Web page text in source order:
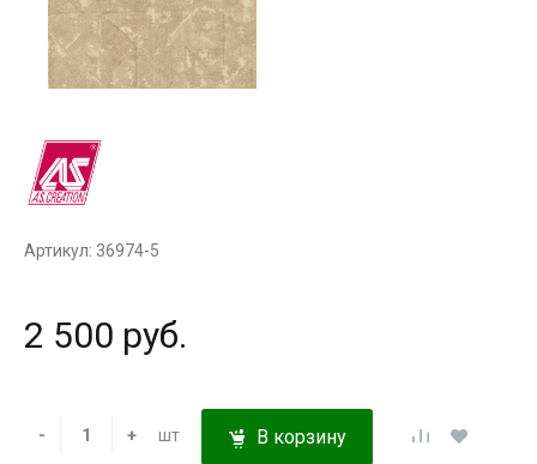
Артикул: 36974-5
2 500 руб.
- + шт В корзину